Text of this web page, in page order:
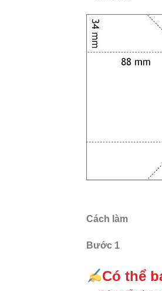
Cách làm
Bước 1
Có thể